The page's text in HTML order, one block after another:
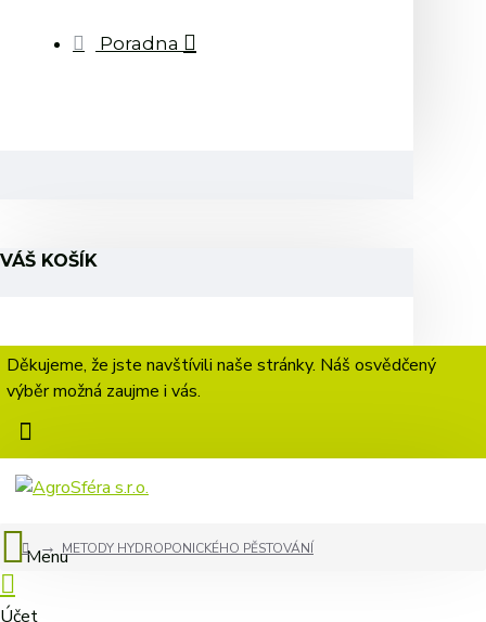
Poradna
VÁŠ KOŠÍK
Děkujeme, že jste navštívili naše stránky. Náš osvědčený
výběr možná zaujme i vás.
METODY HYDROPONICKÉHO PĚSTOVÁNÍ